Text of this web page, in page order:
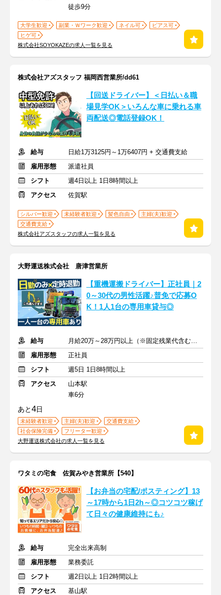
徒歩9分
大学生歓迎 副業・Ｗワーク歓迎 ネイル可
ピアス可
ヒゲ可
株式会社SOYOKAZEの求人一覧を見る
株式会社アズスタッフ 福岡西営業所/dd61
【回送ドライバー】＜日払い＆職
場見学OK＞いろんな車に乗れる車
両配送◎電話登録OK！
給与
日給1万3125円～1万6407円 + 交通費支給
雇用形態
派遣社員
シフト
週4日以上 1日8時間以上
アクセス
佐賀駅
シルバー歓迎 未経験者歓迎 髪色自由
主婦(夫)歓迎
交通費支給
株式会社アズスタッフの求人一覧を見る
大野運送株式会社 唐津営業所
【重機運搬ドライバー】正社員｜2
0～30代の男性活躍♪普免で応募O
K！1人1台の専用車貸与◎
給与
月給20万～28万円以上（※固定残業代含む）+交通費
雇用形態
正社員
シフト
週5日 1日8時間以上
アクセス
山本駅
車6分
あと4日
未経験者歓迎 主婦(夫)歓迎
交通費支給
社会保険完備
フリーター歓迎
大野運送株式会社の求人一覧を見る
ワタミの宅食 佐賀みやき営業所【540】
【お弁当の宅配/ポスティング】13
～17時から1日2h～◎コツコツ稼げ
て日々の健康維持にも♪
給与
完全出来高制
雇用形態
業務委託
シフト
週2日以上 1日2時間以上
アクセス
基山駅